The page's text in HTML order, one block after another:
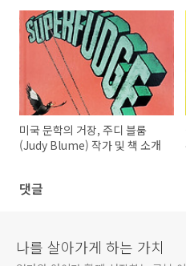
미국 문학의 거장, 주디 블룸
(Judy Blume) 작가 및 책 소개
댓글
나를 살아가게 하는 가치